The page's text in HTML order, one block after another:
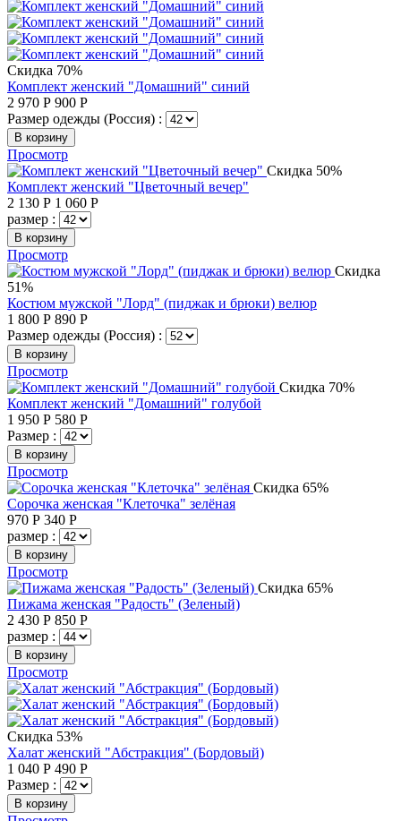
Скидка 70%
Комплект женский "Домашний" синий
2 970 Р 900 Р
Размер одежды (Россия) :
В корзину
Просмотр
Скидка 50%
Комплект женский "Цветочный вечер"
2 130 Р 1 060 Р
размер :
В корзину
Просмотр
Скидка
51%
Костюм мужской "Лорд" (пиджак и брюки) велюр
1 800 Р 890 Р
Размер одежды (Россия) :
В корзину
Просмотр
Скидка 70%
Комплект женский "Домашний" голубой
1 950 Р 580 Р
Размер :
В корзину
Просмотр
Скидка 65%
Сорочка женская "Клеточка" зелёная
970 Р 340 Р
размер :
В корзину
Просмотр
Скидка 65%
Пижама женская "Радость" (Зеленый)
2 430 Р 850 Р
размер :
В корзину
Просмотр
Скидка 53%
Халат женский "Абстракция" (Бордовый)
1 040 Р 490 Р
Размер :
В корзину